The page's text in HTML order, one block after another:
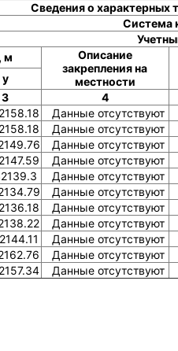
Сведения о характерных
Система
м
Описание
закрепления на
местности
y
3
4
Данные отсутствуют
Данные отсутствуют
Данные отсутствуют
Данные отсутствуют
Данные отсутствуют
Данные отсутствуют
Данные отсутствуют
Данные отсутствуют
Данные отсутствуют
Данные отсутствуют
Данные отсутствуют